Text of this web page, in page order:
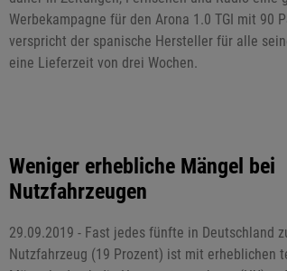
Werbekampagne für den Arona 1.0 TGI mit 90
verspricht der spanische Hersteller für alle
eine Lieferzeit von drei Wochen.
Weniger erhebliche Mängel bei
Nutzfahrzeugen
29.09.2019 - Fast jedes fünfte in Deutschland
Nutzfahrzeug (19 Prozent) ist mit erheblichen